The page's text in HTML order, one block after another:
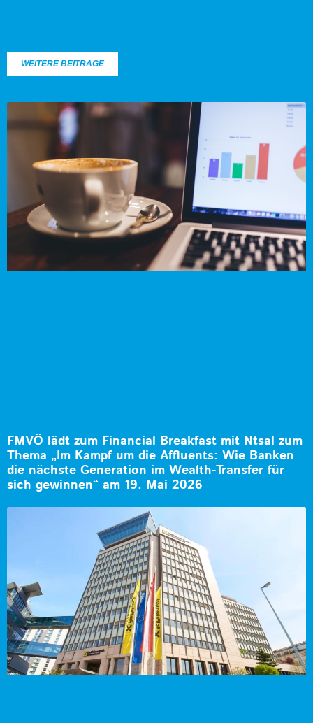
WEITERE BEITRÄGE
FMVÖ lädt zum Financial Breakfast mit Ntsal zum
Thema „Im Kampf um die Affluents: Wie Banken
die nächste Generation im Wealth-Transfer für
sich gewinnen“ am 19. Mai 2026